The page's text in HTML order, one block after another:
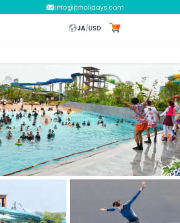
info@jtrholidays.com
JA/USD